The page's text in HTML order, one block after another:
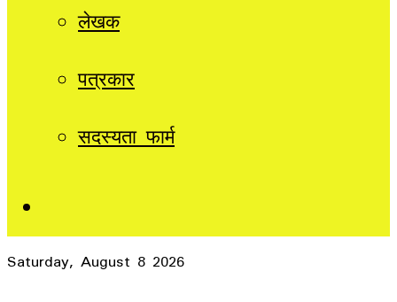
लेखक
पत्रकार
सदस्यता फार्म
Saturday, August 8 2026